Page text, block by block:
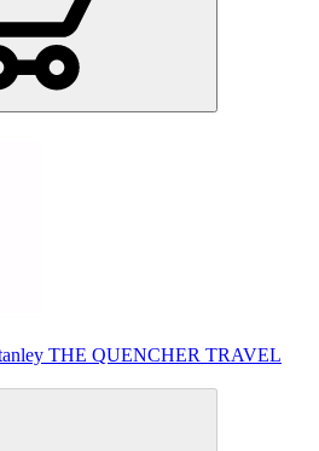
THE QUENCHER TRAVEL